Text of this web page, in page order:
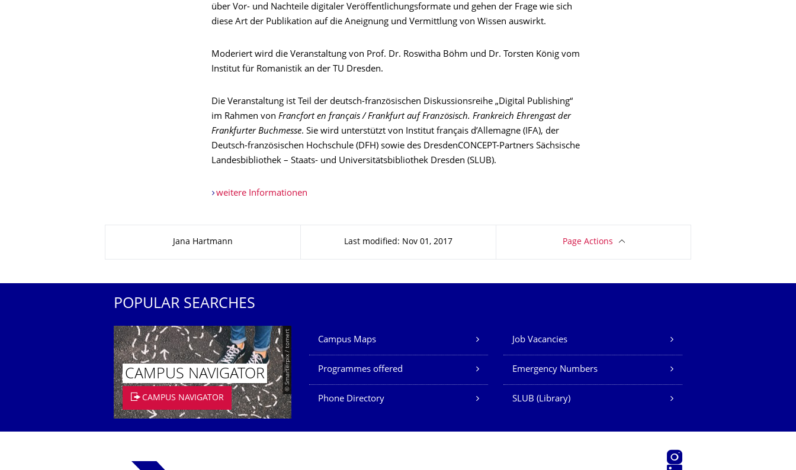
über Vor- und Nachteile digitaler Veröffentlichungsformate und gehen der Frage wie sich
diese Art der Publikation auf die Aneignung und Vermittlung von Wissen auswirkt.
Moderiert wird die Veranstaltung von Prof. Dr. Roswitha Böhm und Dr. Torsten König vom
Institut für Romanistik an der TU Dresden.
Die Veranstaltung ist Teil der deutsch-französischen Diskussionsreihe „Digital Publishing“
im Rahmen von Francfort en français / Frankfurt auf Französisch. Frankreich Ehrengast der
Frankfurter Buchmesse. Sie wird unterstützt von Institut français d’Allemagne (IFA), der
Deutsch-französischen Hochschule (DFH) sowie des DresdenCONCEPT-Partners Sächsische
Landesbibliothek – Staats- und Universitätsbibliothek Dresden (SLUB).
weitere Informationen
Jana Hartmann Last modified: Nov 01, 2017 Page Actions
POPULAR SEARCHES
© Smarterpix / tomert
CAMPUS NAVIGATOR
CAMPUS NAVIGATOR
Our Services
Campus Maps Job Vacancies
Programmes offered Emergency Numbers
Phone Directory SLUB (Library)
Instagram